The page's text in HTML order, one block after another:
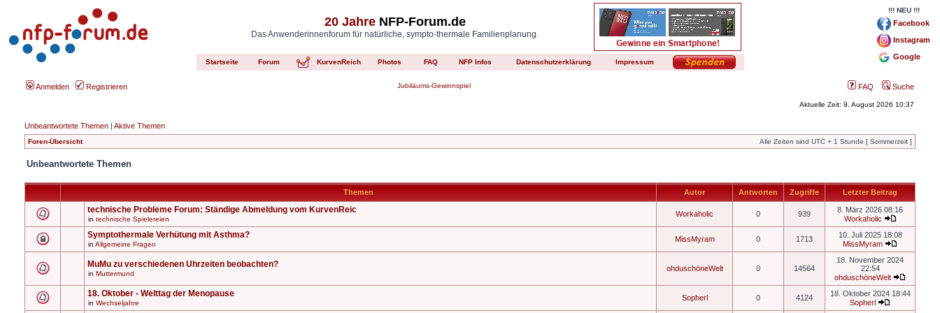
20 JahreNFP-Forum.de
Das Anwenderinnenforum für natürliche, sympto-thermale Familienplanung.
Startseite Forum KurvenReich Photos FAQ NFP Infos Datenschutzerklärung Impressum
!!! NEU !!!
Facebook
Instagram
Google
Anmelden Registrieren Jubiläums-Gewinnspiel FAQ Suche
Aktuelle Zeit: 9. August 2026 10:37
Unbeantwortete Themen | Aktive Themen
Foren-Übersicht Alle Zeiten sind UTC + 1 Stunde [ Sommerzeit ]
Unbeantwortete Themen
Themen Autor Antworten Zugriffe Letzter Beitrag
technische Probleme Forum: Ständige Abmeldung vom KurvenReic
in technische Spielereien
Workaholic 0 939
8. März 2026 08:16
Workaholic
Symptothermale Verhütung mit Asthma?
in Allgemeine Fragen
MissMyram 0 1713
10. Juli 2025 18:08
MissMyram
MuMu zu verschiedenen Uhrzeiten beobachten?
in Muttermund
ohduschöneWelt 0 14564
18. November 2024
22:54
ohduschöneWelt
18. Oktober - Welttag der Menopause
in Wechseljahre
Sopherl 0 4124
18. Oktober 2024 18:44
Sopherl